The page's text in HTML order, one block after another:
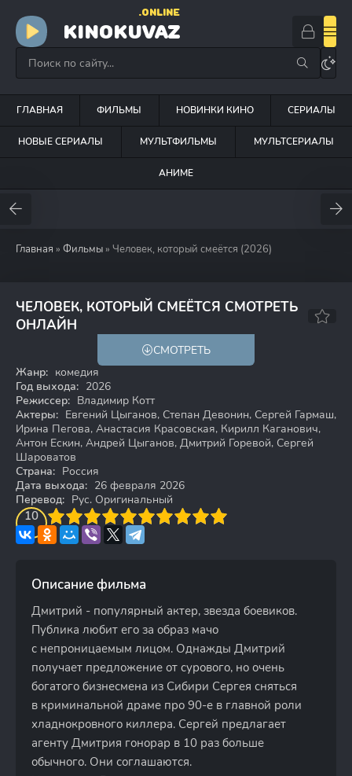
KINOKUVAZ
.ONLINE
ГЛАВНАЯ ФИЛЬМЫ НОВИНКИ КИНО СЕРИАЛЫ
НОВЫЕ СЕРИАЛЫ МУЛЬТФИЛЬМЫ МУЛЬТСЕРИАЛЫ
АНИМЕ
Главная » Фильмы » Человек, который смеётся (2026)
ЧЕЛОВЕК, КОТОРЫЙ СМЕЁТСЯ СМОТРЕТЬ
ОНЛАЙН
СМОТРЕТЬ
Жанр: комедия
Год выхода: 2026
Режиссер: Владимир Котт
Актеры: Евгений Цыганов, Степан Девонин, Сергей Гармаш,
Ирина Пегова, Анастасия Красовская, Кирилл Каганович,
Антон Ескин, Андрей Цыганов, Дмитрий Горевой, Сергей
Шароватов
Страна: Россия
Дата выхода: 26 февраля 2026
Перевод: Рус. Оригинальный
10
4 5 6 7 8 9 10
Описание фильма
Дмитрий - популярный актер, звезда боевиков.
Публика любит его за образ мачо
с непроницаемым лицом. Однажды Дмитрий
получает предложение от сурового, но очень
богатого бизнесмена из Сибири Сергея сняться
в криминальной драме про 90-е в главной роли
хладнокровного киллера. Сергей предлагает
агенту Дмитрия гонорар в 10 раз больше
обычного. Они соглашаются.